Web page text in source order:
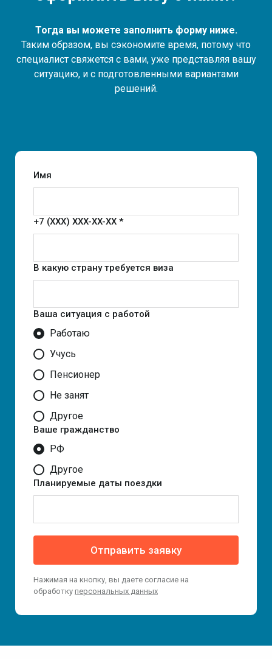
Тогда вы можете заполнить форму ниже.
Таким образом, вы сэкономите время, потому что
специалист свяжется с вами, уже представляя вашу
ситуацию, и с подготовленными вариантами
решений.
Имя
+7 (XXX) XXX-XX-XX *
В какую страну требуется виза
Ваша ситуация с работой
Работаю
Учусь
Пенсионер
Не занят
Другое
Ваше гражданство
РФ
Другое
Планируемые даты поездки
Отправить заявку
Нажимая на кнопку, вы даете согласие на
обработку персональных данных